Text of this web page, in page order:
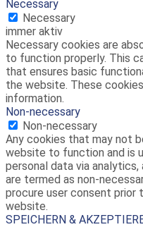
Necessary
Necessary
immer aktiv
Necessary cookies are
to function properly. This
that ensures basic
the website. These
information.
Non-necessary
Non-necessary
Any cookies that may not
website to function and is
personal data via
are termed as non-
procure user consent prior
website.
SPEICHERN &